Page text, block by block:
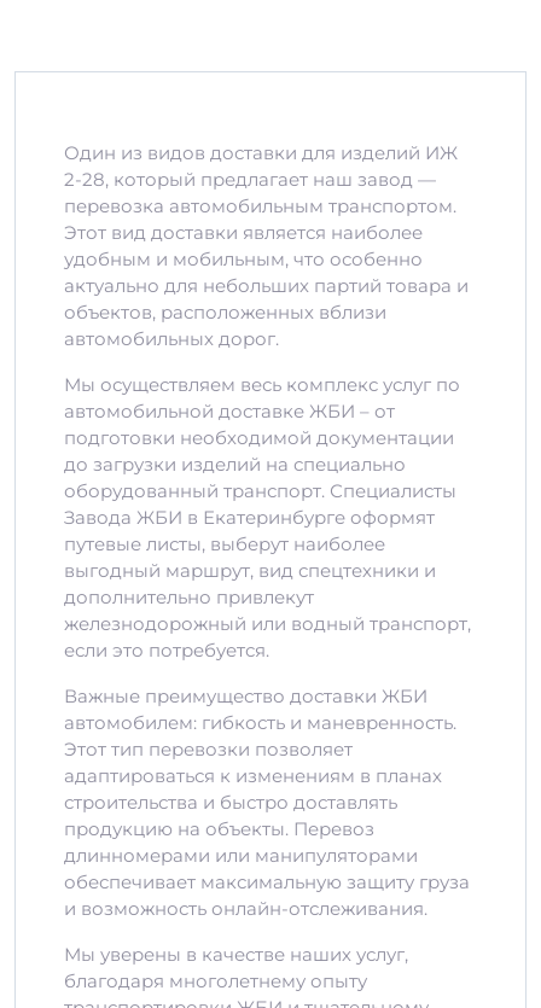
Один из видов доставки для изделий ИЖ
2-28, который предлагает наш завод —
перевозка автомобильным транспортом.
Этот вид доставки является наиболее
удобным и мобильным, что особенно
актуально для небольших партий товара и
объектов, расположенных вблизи
автомобильных дорог.
Мы осуществляем весь комплекс услуг по
автомобильной доставке ЖБИ – от
подготовки необходимой документации
до загрузки изделий на специально
оборудованный транспорт. Специалисты
Завода ЖБИ в Екатеринбурге оформят
путевые листы, выберут наиболее
выгодный маршрут, вид спецтехники и
дополнительно привлекут
железнодорожный или водный транспорт,
если это потребуется.
Важные преимущество доставки ЖБИ
автомобилем: гибкость и маневренность.
Этот тип перевозки позволяет
адаптироваться к изменениям в планах
строительства и быстро доставлять
продукцию на объекты. Перевоз
длинномерами или манипуляторами
обеспечивает максимальную защиту груза
и возможность онлайн-отслеживания.
Мы уверены в качестве наших услуг,
благодаря многолетнему опыту